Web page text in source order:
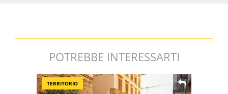
POTREBBE INTERESSARTI
TERRITORIO